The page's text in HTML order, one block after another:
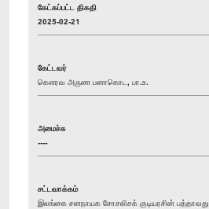
கேட்கப்பட்ட திகதி
2025-02-21
கேட்டவர்
கௌரவ அருண பனாகொட, பா.உ.
அமைச்சு
----
சட்டவாக்கம்
இலங்கை சனநாயக சோசலிசக் குடியரசின்